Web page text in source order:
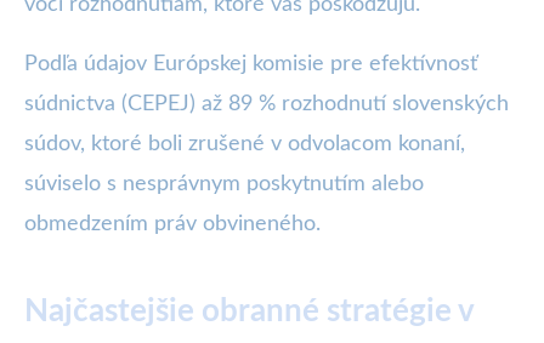
voči rozhodnutiam, ktoré vás poškodzujú.
Podľa údajov Európskej komisie pre efektívnosť
súdnictva (CEPEJ) až 89 % rozhodnutí slovenských
súdov, ktoré boli zrušené v odvolacom konaní,
súviselo s nesprávnym poskytnutím alebo
obmedzením práv obvineného.
Najčastejšie obranné stratégie v